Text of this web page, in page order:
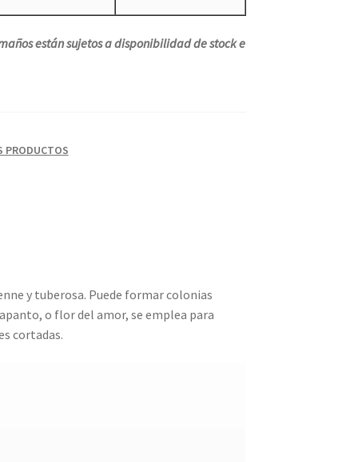
están sujetos a disponibilidad de stock e
PRODUCTOS
y tuberosa. Puede formar colonias
o flor del amor, se emplea para
cortadas.